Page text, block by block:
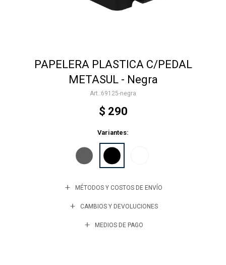
PAPELERA PLASTICA C/PEDAL
METASUL - Negra
69125-negra
$ 290
Variantes:
MÉTODOS Y COSTOS DE ENVÍO
CAMBIOS Y DEVOLUCIONES
MEDIOS DE PAGO
Varios